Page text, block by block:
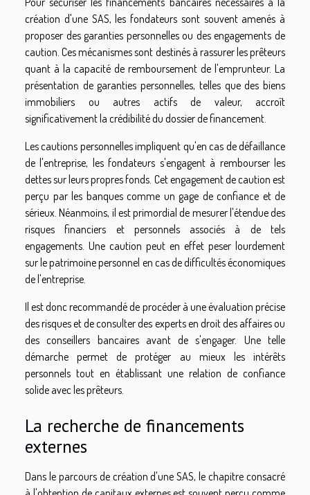
création d'une SAS, les fondateurs sont souvent amenés à
proposer des garanties personnelles ou des engagements de
caution. Ces mécanismes sont destinés à rassurer les prêteurs
quant à la capacité de remboursement de l'emprunteur. La
présentation de garanties personnelles, telles que des biens
immobiliers ou autres actifs de valeur, accroît
significativement la crédibilité du dossier de financement.
Les cautions personnelles impliquent qu'en cas de défaillance
de l'entreprise, les fondateurs s'engagent à rembourser les
dettes sur leurs propres fonds. Cet engagement de caution est
perçu par les banques comme un gage de confiance et de
sérieux. Néanmoins, il est primordial de mesurer l'étendue des
risques financiers et personnels associés à de tels
engagements. Une caution peut en effet peser lourdement
sur le patrimoine personnel en cas de difficultés économiques
de l'entreprise.
Il est donc recommandé de procéder à une évaluation précise
des risques et de consulter des experts en droit des affaires ou
des conseillers bancaires avant de s'engager. Une telle
démarche permet de protéger au mieux les intérêts
personnels tout en établissant une relation de confiance
solide avec les prêteurs.
La recherche de financements
externes
Dans le parcours de création d'une SAS, le chapitre consacré